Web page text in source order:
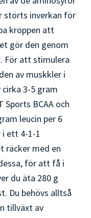
störts inverkan för
kroppen att
gör den genom
För att stimulera
av muskkler i
3-5 gram
Sports BCAA och
leucin per 6
i ett 4-1-1
räcker med en
för att få i
du äta 280 g
Du behövs alltså
tillväxt av